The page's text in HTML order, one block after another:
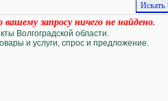
вашему запросу ничего не найдено.
Волгоградской области.
и услуги, спрос и предложение.